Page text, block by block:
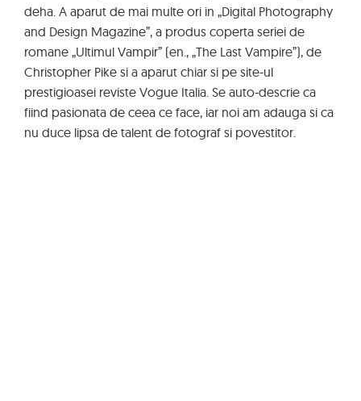
deha. A aparut de mai multe ori in „Digital Photography
and Design Magazine”, a produs coperta seriei de
romane „Ultimul Vampir” (en., „The Last Vampire”), de
Christopher Pike si a aparut chiar si pe site-ul
prestigioasei reviste Vogue Italia. Se auto-descrie ca
fiind pasionata de ceea ce face, iar noi am adauga si ca
nu duce lipsa de talent de fotograf si povestitor.